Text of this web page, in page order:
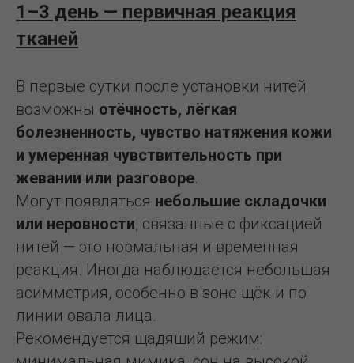
1–3 день — первичная реакция
тканей
В первые сутки после установки нитей
возможны отёчность, лёгкая
болезненность, чувство натяжения кожи
и умеренная чувствительность при
жевании или разговоре.
Могут появляться небольшие складочки
или неровности, связанные с фиксацией
нитей — это нормальная и временная
реакция. Иногда наблюдается небольшая
асимметрия, особенно в зоне щёк и по
линии овала лица.
Рекомендуется щадящий режим: